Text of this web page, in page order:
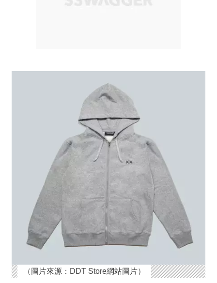
（圖片來源：DDT Store網站圖片）